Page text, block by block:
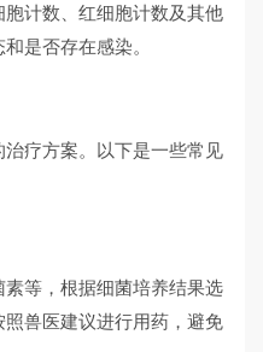
计数、红细胞计数及其他
是否存在感染。
疗方案。以下是一些常见
等，根据细菌培养结果选
兽医建议进行用药，避免